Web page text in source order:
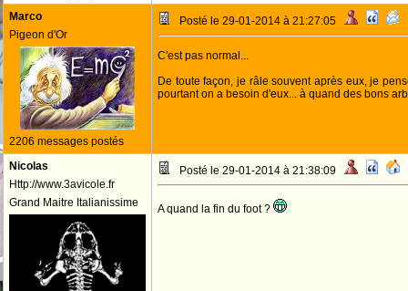
Marco
Pigeon d'Or
2206 messages postés
Posté le 29-01-2014 à 21:27:05
C'est pas normal...
De toute façon, je râle souvent après eux, je
pourtant on a besoin d'eux... à quand des bons
Nicolas
Http://www.3avicole.fr
Grand Maitre Italianissime
Posté le 29-01-2014 à 21:38:09
A quand la fin du foot ?